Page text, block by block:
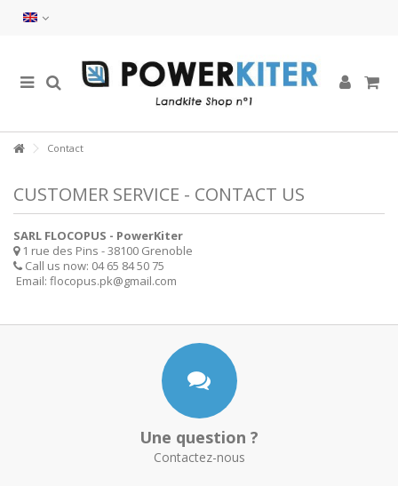
Contact
CUSTOMER SERVICE - CONTACT US
SARL FLOCOPUS - PowerKiter
1 rue des Pins - 38100 Grenoble
Call us now: 04 65 84 50 75
Email: flocopus.pk@gmail.com
Une question ?
Contactez-nous